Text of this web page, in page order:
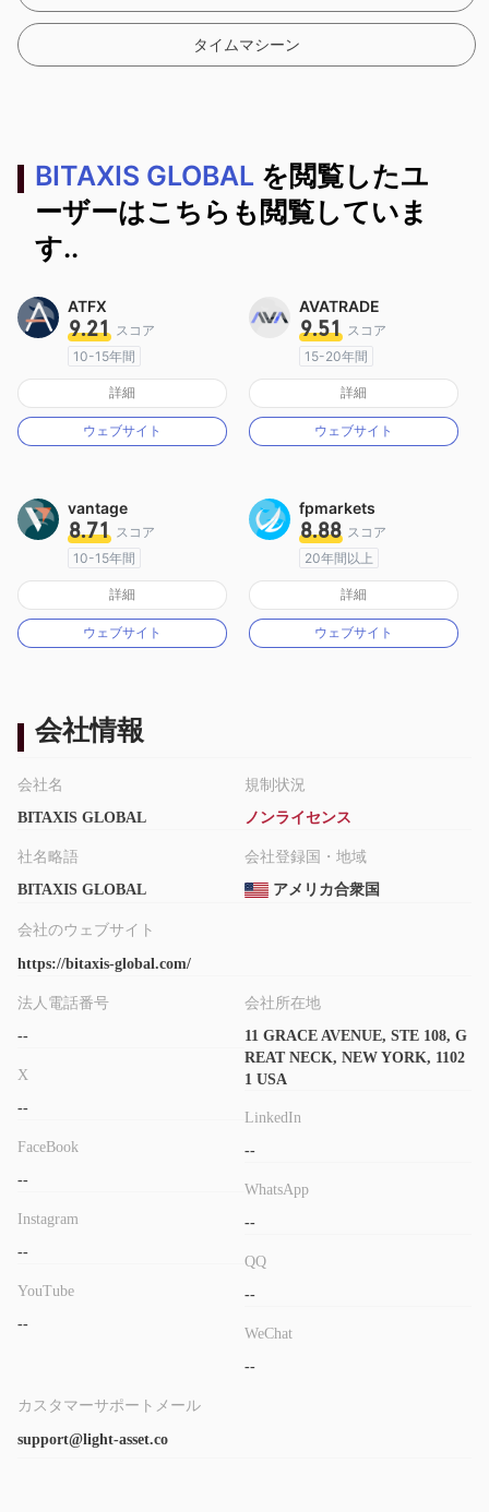
タイムマシーン
BITAXIS GLOBAL を閲覧したユ
ーザーはこちらも閲覧していま
す..
ATFX
9.21 スコア
10-15年間
オーストラリア規制
マーケットメイキングライセンス（MM）
MT4フルライセンス
詳細
ウェブサイト
AVATRADE
9.51 スコア
15-20年間
オーストラリア規制
マーケットメイキングライセンス（MM）
MT4フルライセンス
詳細
ウェブサイト
vantage
8.71 スコア
10-15年間
オーストラリア規制
マーケットメイキングライセンス（MM）
MT4フルライセンス
詳細
ウェブサイト
fpmarkets
8.88 スコア
20年間以上
オーストラリア規制
マーケットメイキングライセンス（MM）
MT4フルライセンス
詳細
ウェブサイト
会社情報
会社名
BITAXIS GLOBAL
社名略語
BITAXIS GLOBAL
規制状況
ノンライセンス
会社登録国・地域
アメリカ合衆国
会社のウェブサイト
https://bitaxis-global.com/
法人電話番号
--
X
--
FaceBook
--
Instagram
--
YouTube
--
会社所在地
11 GRACE AVENUE, STE 108, G
REAT NECK, NEW YORK, 1102
1 USA
LinkedIn
--
WhatsApp
--
QQ
--
WeChat
--
カスタマーサポートメール
support@light-asset.co